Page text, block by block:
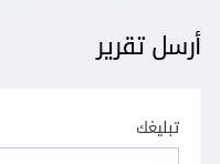
أرسل تقرير
تبليغك